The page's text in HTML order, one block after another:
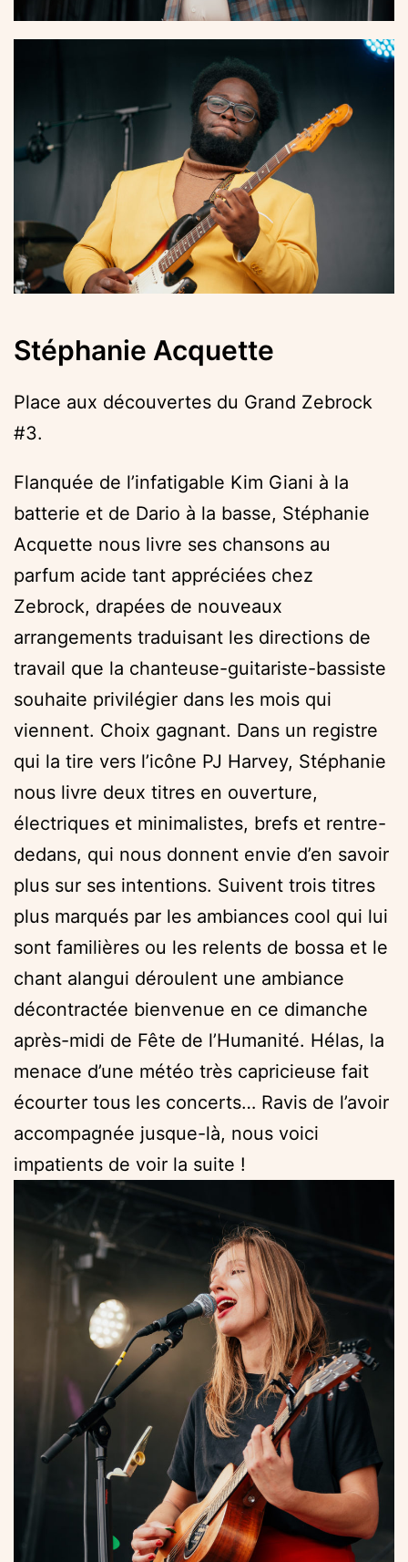
Stéphanie Acquette
Place aux découvertes du Grand Zebrock
#3.
Flanquée de l’infatigable Kim Giani à la
batterie et de Dario à la basse, Stéphanie
Acquette nous livre ses chansons au
parfum acide tant appréciées chez
Zebrock, drapées de nouveaux
arrangements traduisant les directions de
travail que la chanteuse-guitariste-bassiste
souhaite privilégier dans les mois qui
viennent. Choix gagnant. Dans un registre
qui la tire vers l’icône PJ Harvey, Stéphanie
nous livre deux titres en ouverture,
électriques et minimalistes, brefs et rentre-
dedans, qui nous donnent envie d’en savoir
plus sur ses intentions. Suivent trois titres
plus marqués par les ambiances cool qui lui
sont familières ou les relents de bossa et le
chant alangui déroulent une ambiance
décontractée bienvenue en ce dimanche
après-midi de Fête de l’Humanité. Hélas, la
menace d’une météo très capricieuse fait
écourter tous les concerts… Ravis de l’avoir
accompagnée jusque-là, nous voici
impatients de voir la suite !